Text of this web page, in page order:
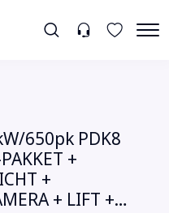
650pk PDK8
+
+
+ LIFT +